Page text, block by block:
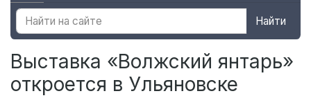
Найти
Выставка «Волжский янтарь»
откроется в Ульяновске